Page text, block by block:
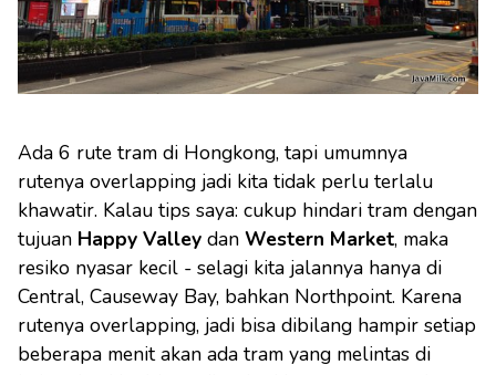
Ada 6 rute tram di Hongkong, tapi umumnya
rutenya overlapping jadi kita tidak perlu terlalu
khawatir. Kalau tips saya: cukup hindari tram dengan
tujuan Happy Valley dan Western Market, maka
resiko nyasar kecil - selagi kita jalannya hanya di
Central, Causeway Bay, bahkan Northpoint. Karena
rutenya overlapping, jadi bisa dibilang hampir setiap
beberapa menit akan ada tram yang melintas di